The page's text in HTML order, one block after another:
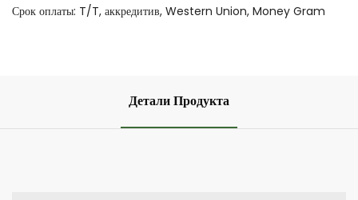
Срок оплаты: T/T, аккредитив, Western Union, Money Gram
Детали Продукта